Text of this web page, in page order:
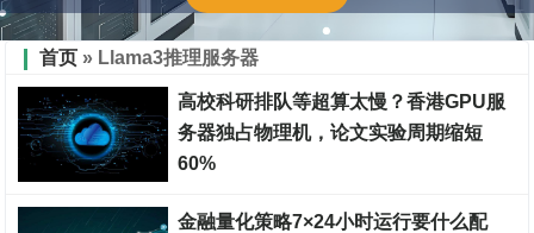
首页 » Llama3推理服务器
高校科研排队等超算太慢？香港GPU服
务器独占物理机，论文实验周期缩短
60%
金融量化策略7×24小时运行要什么配